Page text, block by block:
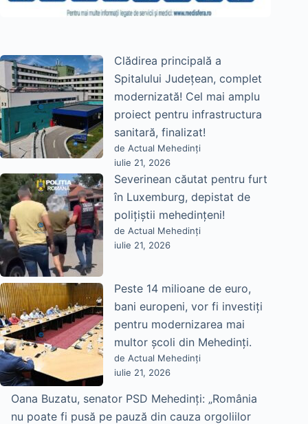
Clădirea principală a
Spitalului Județean, complet
modernizată! Cel mai amplu
proiect pentru infrastructura
sanitară, finalizat!
de Actual Mehedinți
iulie 21, 2026
Severinean căutat pentru furt
în Luxemburg, depistat de
polițiștii mehedințeni!
de Actual Mehedinți
iulie 21, 2026
Peste 14 milioane de euro,
bani europeni, vor fi investiți
pentru modernizarea mai
multor școli din Mehedinți.
de Actual Mehedinți
iulie 21, 2026
Oana Buzatu, senator PSD Mehedinți: „România
nu poate fi pusă pe pauză din cauza orgoliilor